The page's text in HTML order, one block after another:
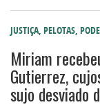
JUSTIÇA, PELOTAS,
Miriam
Gutierrez,
sujo desviado